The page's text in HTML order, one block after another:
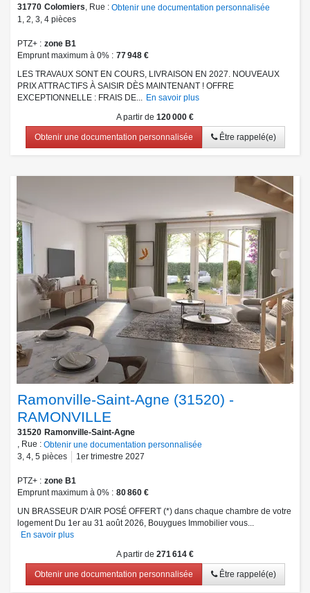
31770 Colomiers , Rue : Obtenir une documentation personnalisée
1
2 3 4 pièces
PTZ+
zone B1
Emprunt maximum à 0%
77 948 €
LES TRAVAUX SONT EN COURS, LIVRAISON EN 2027. NOUVEAUX
PRIX ATTRACTIFS À SAISIR DÈS MAINTENANT ! OFFRE
EXCEPTIONNELLE : FRAIS DE...
En savoir plus
A partir de 120 000 €
Obtenir une documentation personnalisée Être rappelé(e)
Ramonville-Saint-Agne (31520) -
RAMONVILLE
31520 Ramonville-Saint-Agne
, Rue : Obtenir une documentation personnalisée
3 4 5 pièces 1er trimestre 2027
PTZ+
zone B1
Emprunt maximum à 0%
80 860 €
UN BRASSEUR D'AIR POSÉ OFFERT (*) dans chaque chambre de votre
logement Du 1er au 31 août 2026, Bouygues Immobilier vous...
En savoir plus
A partir de 271 614 €
Obtenir une documentation personnalisée Être rappelé(e)